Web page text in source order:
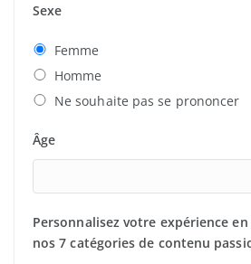
Sexe
Femme
Homme
Ne souhaite pas se prononcer
Âge
Personnalisez votre expérience
nos 7 catégories de contenu